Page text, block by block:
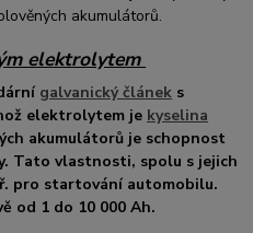
akumulátorů.
elektrolytem
galvanický článek s
elektrolytem je kyselina
akumulátorů je schopnost
Tato vlastnosti, spolu s jejich
pro startování automobilu.
od 1 do 10 000 Ah.